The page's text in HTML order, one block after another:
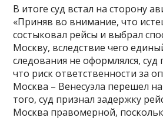
В итоге суд встал на сторону
«Приняв во внимание, что
состыковал рейсы и выбрал
Москву, вследствие чего
следования не оформлялся,
что риск ответственности за
Москва – Венесуэла перешел
того, суд признал задержку
Москва правомерной,